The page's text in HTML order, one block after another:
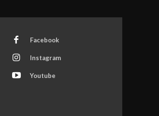
Facebook
Instagram
Youtube